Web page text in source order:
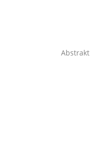
Abstrakt